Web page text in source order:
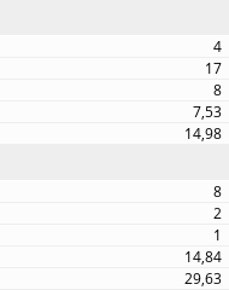
4
17
8
7,53
14,98
8
2
1
14,84
29,63